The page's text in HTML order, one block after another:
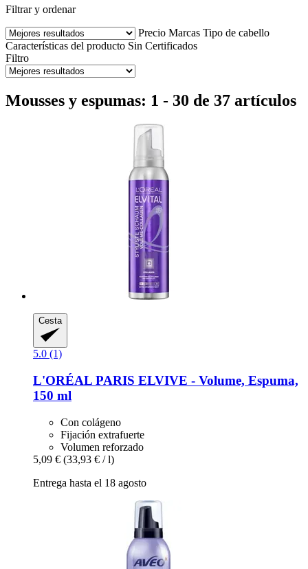
Filtrar y ordenar
Precio Marcas Tipo de cabello
Características del producto Sin Certificados
Filtro
Mousses y espumas: 1 - 30 de 37 artículos
Cesta
5.0 (1)
L'ORÉAL PARIS ELVIVE -​ Volume, Espuma,
150 ml
Con colágeno
Fijación extrafuerte
Volumen reforzado
5,09 € (33,93 € / l)
Entrega hasta el 18 agosto